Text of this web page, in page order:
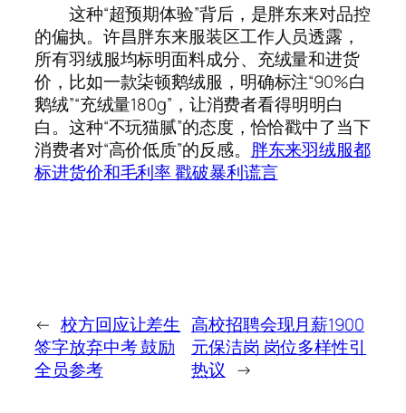
这种“超预期体验”背后，是胖东来对品控
的偏执。许昌胖东来服装区工作人员透露，
所有羽绒服均标明面料成分、充绒量和进货
价，比如一款柒顿鹅绒服，明确标注“90%白
鹅绒”“充绒量180g”，让消费者看得明明白
白。这种“不玩猫腻”的态度，恰恰戳中了当下
消费者对“高价低质”的反感。 胖东来羽绒服都
标进货价和毛利率 戳破暴利谎言
← 校方回应让差生
签字放弃中考 鼓励
全员参考
高校招聘会现月薪1900
元保洁岗 岗位多样性引
热议 →